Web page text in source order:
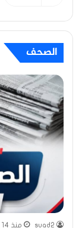
الصحف
suad2 منذ 14 ساعة